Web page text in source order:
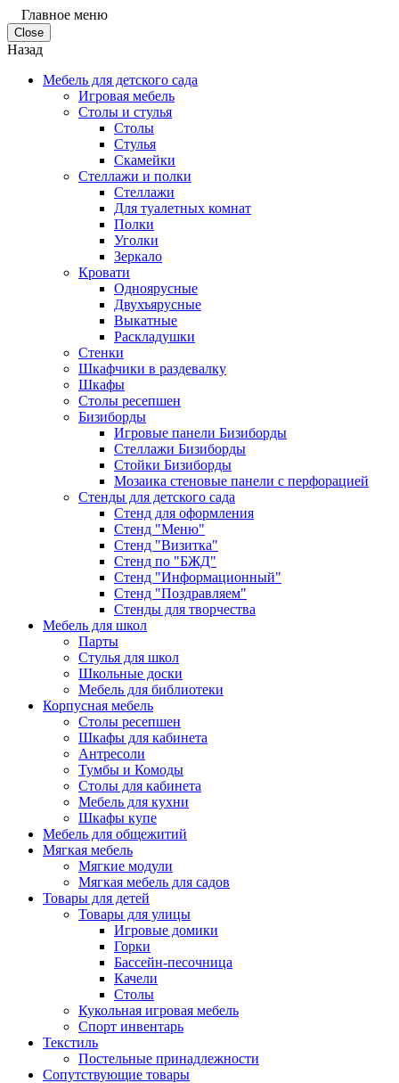
Главное меню
Close
Назад
Мебель для детского сада
Игровая мебель
Столы и стулья
Столы
Стулья
Скамейки
Стеллажи и полки
Стеллажи
Для туалетных комнат
Полки
Уголки
Зеркало
Кровати
Одноярусные
Двухъярусные
Выкатные
Раскладушки
Стенки
Шкафчики в раздевалку
Шкафы
Столы ресепшен
Бизиборды
Игровые панели Бизиборды
Стеллажи Бизиборды
Стойки Бизиборды
Мозаика стеновые панели с перфорацией
Стенды для детского сада
Стенд для оформления
Стенд "Меню"
Стенд "Визитка"
Стенд по "БЖД"
Стенд "Информационный"
Стенд "Поздравляем"
Стенды для творчества
Мебель для школ
Парты
Стулья для школ
Школьные доски
Мебель для библиотеки
Корпусная мебель
Столы ресепшен
Шкафы для кабинета
Антресоли
Тумбы и Комоды
Столы для кабинета
Мебель для кухни
Шкафы купе
Мебель для общежитий
Мягкая мебель
Мягкие модули
Мягкая мебель для садов
Товары для детей
Товары для улицы
Игровые домики
Горки
Бассейн-песочница
Качели
Столы
Кукольная игровая мебель
Спорт инвентарь
Текстиль
Постельные принадлежности
Сопутствующие товары